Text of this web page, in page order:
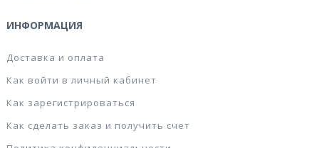
ИНФОРМАЦИЯ
Доставка и оплата
Как войти в личный кабинет
Как зарегистрироваться
Как сделать заказ и получить счет